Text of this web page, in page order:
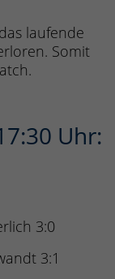
laufende
Somit
Uhr:
3:0
3:1